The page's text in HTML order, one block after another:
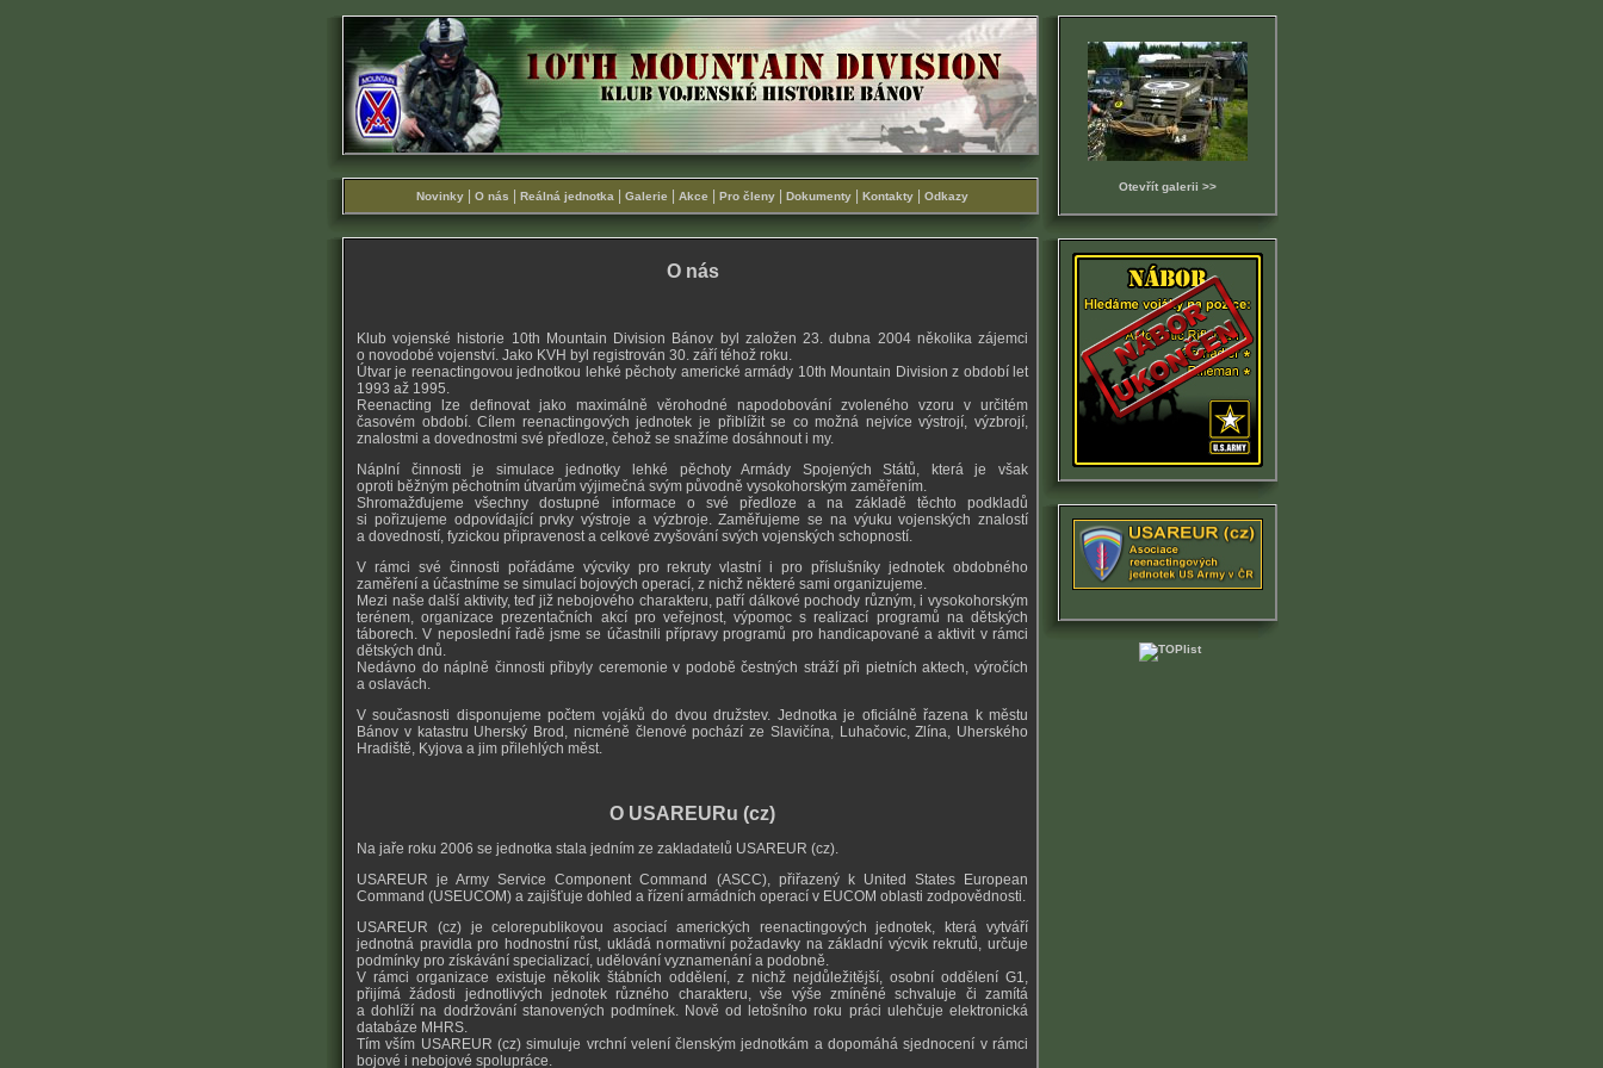
Novinky O nás Reálná jednotka Galerie Akce Pro členy Dokumenty Kontakty Odkazy
O nás
Klub vojenské historie 10th Mountain Division Bánov byl založen 23. dubna 2004 několika zájemci
o novodobé vojenství. Jako KVH byl registrován 30. září téhož roku.
Útvar je reenactingovou jednotkou lehké pěchoty americké armády 10th Mountain Division z období let
1993 až 1995.
Reenacting lze definovat jako maximálně věrohodné napodobování zvoleného vzoru v určitém
časovém období. Cílem reenactingových jednotek je přiblížit se co možná nejvíce výstrojí, výzbrojí,
znalostmi a dovednostmi své předloze, čehož se snažíme dosáhnout i my.
Náplní činnosti je simulace jednotky lehké pěchoty Armády Spojených Států, která je však
oproti běžným pěchotním útvarům výjimečná svým původně vysokohorským zaměřením.
Shromažďujeme všechny dostupné informace o své předloze a na základě těchto podkladů
si pořizujeme odpovídající prvky výstroje a výzbroje. Zaměřujeme se na výuku vojenských znalostí
a dovedností, fyzickou připravenost a celkové zvyšování svých vojenských schopností.
V rámci své činnosti pořádáme výcviky pro rekruty vlastní i pro příslušníky jednotek obdobného
zaměření a účastníme se simulací bojových operací, z nichž některé sami organizujeme.
Mezi naše další aktivity, teď již nebojového charakteru, patří dálkové pochody různým, i vysokohorským
terénem, organizace prezentačních akcí pro veřejnost, výpomoc s realizací programů na dětských
táborech. V neposlední řadě jsme se účastnili přípravy programů pro handicapované a aktivit v rámci
dětských dnů.
Nedávno do náplně činnosti přibyly ceremonie v podobě čestných stráží při pietních aktech, výročích
a oslavách.
V současnosti disponujeme počtem vojáků do dvou družstev. Jednotka je oficiálně řazena k městu
Bánov v katastru Uherský Brod, nicméně členové pochází ze Slavičína, Luhačovic, Zlína, Uherského
Hradiště, Kyjova a jim přilehlých měst.
O USAREURu (cz)
Na jaře roku 2006 se jednotka stala jedním ze zakladatelů USAREUR (cz).
USAREUR je Army Service Component Command (ASCC), přiřazený k United States European
Command (USEUCOM) a zajišťuje dohled a řízení armádních operací v EUCOM oblasti zodpovědnosti.
USAREUR (cz) je celorepublikovou asociací amerických reenactingových jednotek, která vytváří
jednotná pravidla pro hodnostní růst, ukládá normativní požadavky na základní výcvik rekrutů, určuje
podmínky pro získávání specializací, udělování vyznamenání a podobně.
V rámci organizace existuje několik štábních oddělení, z nichž nejdůležitější, osobní oddělení G1,
přijímá žádosti jednotlivých jednotek různého charakteru, vše výše zmíněné schvaluje či zamítá
a dohlíží na dodržování stanovených podmínek. Nově od letošního roku práci ulehčuje elektronická
databáze MHRS.
Tím vším USAREUR (cz) simuluje vrchní velení členským jednotkám a dopomáhá sjednocení v rámci
bojové i nebojové spolupráce.
Otevřít galerii >>